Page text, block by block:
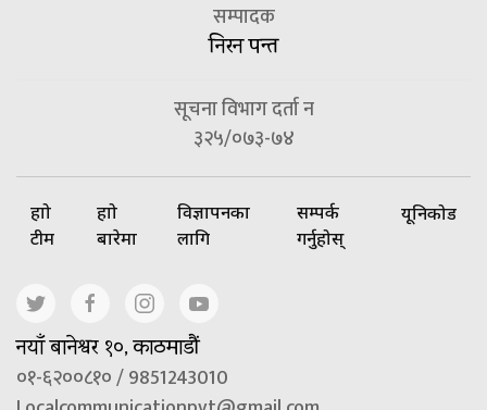
सम्पादक
निरन पन्त
सूचना विभाग दर्ता न
३२५/०७३-७४
हाम्रो
टीम
हाम्रो
बारेमा
विज्ञापनका
लागि
सम्पर्क
गर्नुहोस्
यूनिकोड
नयाँ बानेश्वर १०, काठमाडौं
०१-६२००८१० / 9851243010